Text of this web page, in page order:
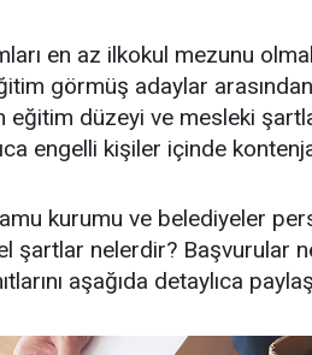
en az ilkokul mezunu
görmüş adaylar
eğitim düzeyi ve mesleki
engelli kişiler içinde
kurumu ve belediyeler
şartlar nelerdir? Başvurular
aşağıda detaylıca